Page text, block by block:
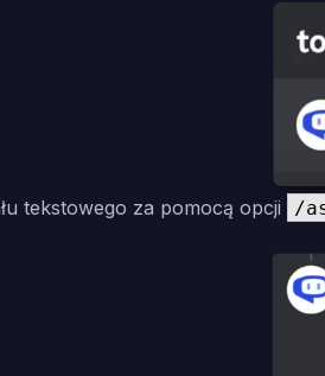
tekstowego za pomocą opcji /